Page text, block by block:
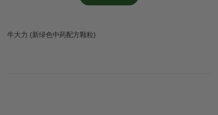
牛大力 (新绿色中药配方颗粒)